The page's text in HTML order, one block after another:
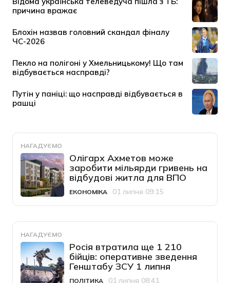
НАГАДУЄМО
Олігарх Ахметов може
заробити мільярди гривень на
відбудові житла для ВПО
Категорія
ЕКОНОМІКА
Дата публікації
01 липня 09:15
НАГАДУЄМО
Росія втратила ще 1 210
бійців: оперативне зведення
Генштабу ЗСУ 1 липня
ПОЛІТИКА 01 липня 08:41